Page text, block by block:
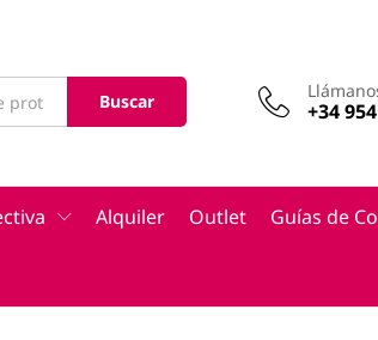
Buscar +34
Alquiler Outlet Guías de